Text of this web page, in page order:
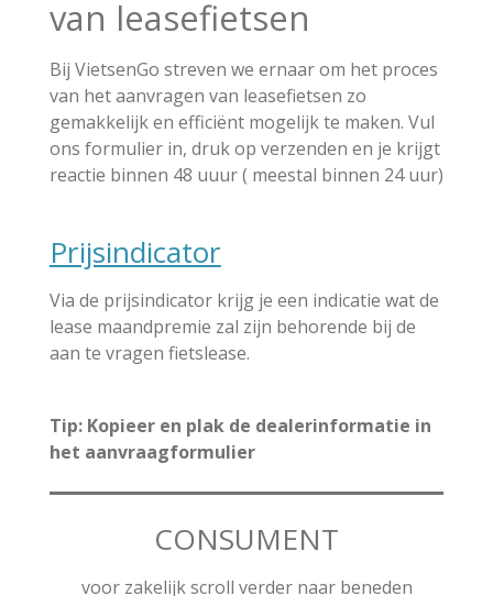
van leasefietsen
Bij VietsenGo streven we ernaar om het proces
van het aanvragen van leasefietsen zo
gemakkelijk en efficiënt mogelijk te maken. Vul
ons formulier in, druk op verzenden en je krijgt
reactie binnen 48 uuur ( meestal binnen 24 uur)
Prijsindicator
Via de prijsindicator krijg je een indicatie wat de
lease maandpremie zal zijn behorende bij de
aan te vragen fietslease.
Tip: Kopieer en plak de dealerinformatie in
het aanvraagformulier
CONSUMENT
voor zakelijk scroll verder naar beneden